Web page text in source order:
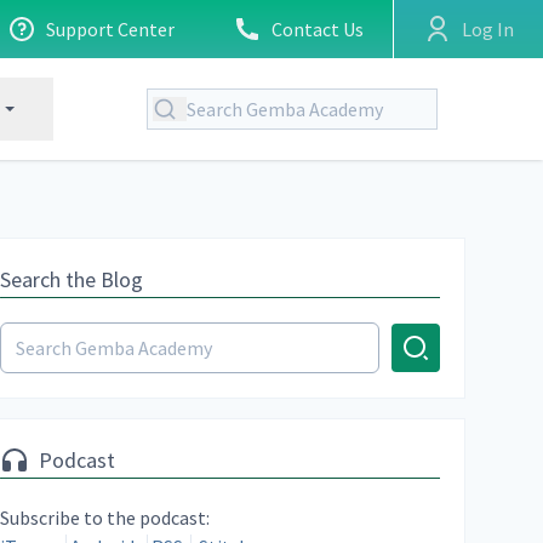
Support Center Contact Us Log In
Search the Blog
Podcast
Subscribe to the podcast: